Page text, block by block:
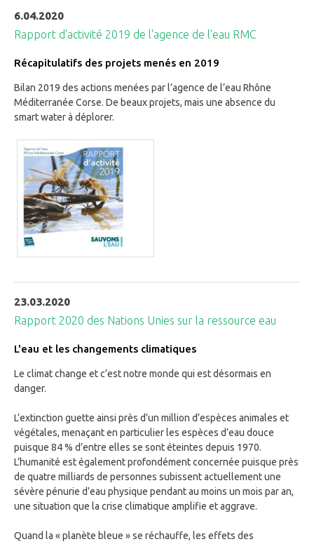
6.04.2020
Rapport d'activité 2019 de l'agence de l'eau RMC
Récapitulatifs des projets menés en 2019
Bilan 2019 des actions menées par l’agence de l’eau Rhône
Méditerranée Corse. De beaux projets, mais une absence du
smart water à déplorer.
23.03.2020
Rapport 2020 des Nations Unies sur la ressource eau
L'eau et les changements climatiques
Le climat change et c’est notre monde qui est désormais en
danger.
L’extinction guette ainsi près d’un million d’espèces animales et
végétales, menaçant en particulier les espèces d’eau douce
puisque 84 % d’entre elles se sont éteintes depuis 1970.
L’humanité est également profondément concernée puisque près
de quatre milliards de personnes subissent actuellement une
sévère pénurie d’eau physique pendant au moins un mois par an,
une situation que la crise climatique amplifie et aggrave.
Quand la « planète bleue » se réchauffe, les effets des